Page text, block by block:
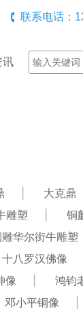
联系电话：
讯
大克鼎
雕塑
铜
雕华尔街牛雕塑
十八罗汉佛像
像
鸿钧
邓小平铜像